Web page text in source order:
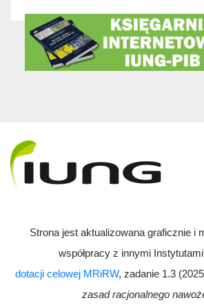
Strona jest aktualizowana graficznie i
współpracy z innymi
dotacji celowej MRiRW, zadanie 1.3
zasad racjonalnego